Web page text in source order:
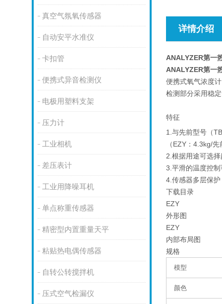
真空气氛氧传感器
自动安平水准仪
卡扣管
便携式异音检测仪
电极用塑料支架
压力计
工业相机
差压表计
工业用降噪耳机
单点称重传感器
精密型内置重量天平
粘贴热电偶传感器
自转公转搅拌机
压式空气检漏仪
详情介绍
ANALYZER第一
ANALYZER第一
便携式氧气浓度
检测部分采用稳
特征
1.与先前型号（
（EZY：4.3kg/
2.根据用途可选
3.平滑的温度控
4.传感器多层保
下载目录
EZY
外形图
EZY
内部布局图
规格
模型
颜色